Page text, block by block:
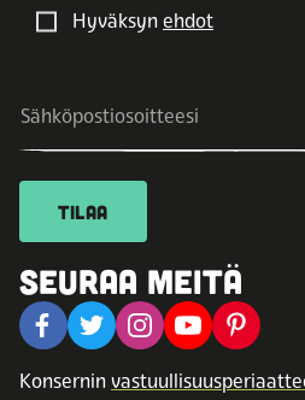
Hyväksyn ehdot
TILAA
SEURAA MEITÄ
Konsernin